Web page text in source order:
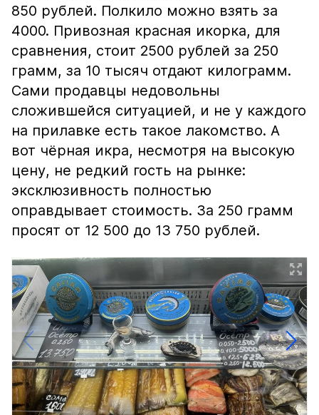
850 рублей. Полкило можно взять за
4000. Привозная красная икорка, для
сравнения, стоит 2500 рублей за 250
грамм, за 10 тысяч отдают килограмм.
Сами продавцы недовольны
сложившейся ситуацией, и не у каждого
на прилавке есть такое лакомство. А
вот чёрная икра, несмотря на высокую
цену, не редкий гость на рынке:
эксклюзивность полностью
оправдывает стоимость. За 250 грамм
просят от 12 500 до 13 750 рублей.